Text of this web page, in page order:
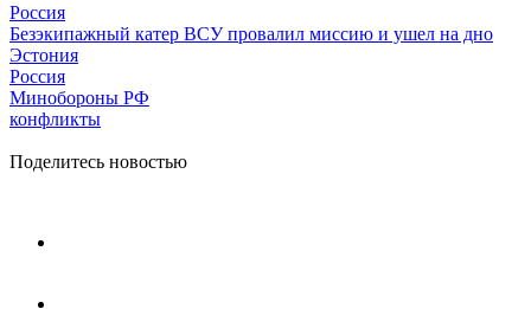
Россия
Безэкипажный катер ВСУ провалил миссию и ушел на дно
Эстония
Россия
Минобороны РФ
конфликты
Поделитесь новостью